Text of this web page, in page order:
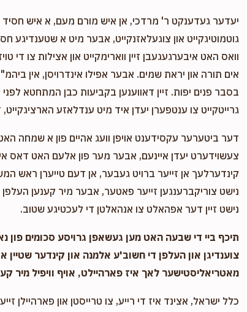
$18.00
יעדער געדענקט ר' מרדכי, אן איש מורם מעם, א איש חסיד
גוטמוטיגקייט און צוגעלאזנקייט, אבער מיט א שטענדיגע
וואס האט איבערגעגעבן זיין ווארימקייט און אצילות צו די
אים תורה און יראת שמים. אבער אפילו אינדרויסן, אין
בסבר פנים יפות. זיין דאווענען בקביעות כבן המתחטא לפני
גרייטקייט צו ענטפערן יעדן איד מיט ענדלאזע
דער ביטערער עקסידענט אויפן וועג אהיים פון א שמחה
צעשוידערט יעדן איינעם, אבער מער פון אלעם האט דאס
קינדערלעך אן זייער ברויט געבער, אן דעם טייערן ראש
נישט צוריקברענגען זייער פאטער, אבער מיר קענען
נישט זיין דער אפהאלט צו אנהאלטן די לעכטיגע שטוב.
תיכף ביי די שבעה האט מען געשאפן גרויסע סכומים פון
צוענדיגן און העלפן די חשוב'ע אלמנה און קינדער שטיין
מאטריאליסטישער לאך איז פארהיילט, אויף וויפיל מיר
כלל ישראל, אצינד איז די רייע, צו טרייסטן און פארהיילן